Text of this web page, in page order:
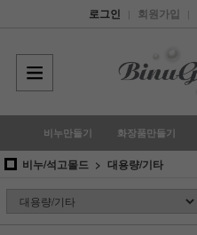
로그인 | 회원가입 |
비누만들기 화장품만들기
비누/석고몰드 대용량/기타